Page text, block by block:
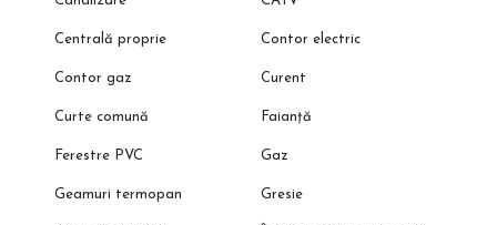
Centrală proprie Contor electric
Contor gaz Curent
Curte comună Faianță
Ferestre PVC Gaz
Geamuri termopan Gresie